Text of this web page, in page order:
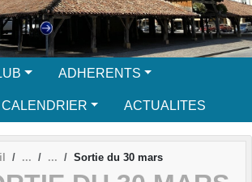
ADHERENTS
CALENDRIER ACTUALITES
Sortie du 30 mars